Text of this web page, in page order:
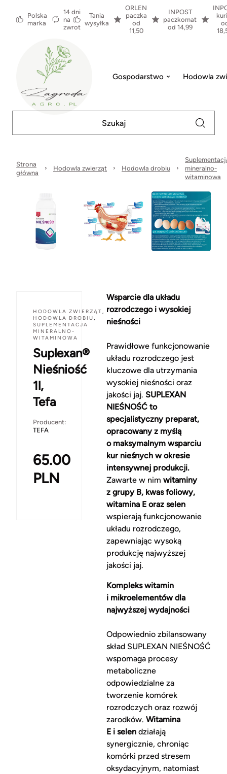
Polska
marka
14 dni
na
zwrot
Tania
wysyłka
ORLEN
paczka
od
11,50
INPOST
paczkomat
od 14,99
Gospodarstwo Hodowla
Strona
główna
Hodowla zwierząt Hodowla drobiu
mineralno-
witaminowa
HODOWLA ZWIERZĄT,
HODOWLA DROBIU,
SUPLEMENTACJA
MINERALNO-
WITAMINOWA
Suplexan®
Nieśniość
1l,
Tefa
Producent:
TEFA
65.00
PLN
Wsparcie dla układu
rozrodczego i wysokiej
nieśności
Prawidłowe funkcjonowanie
układu rozrodczego jest
kluczowe dla utrzymania
wysokiej nieśności oraz
jakości jaj. SUPLEXAN
NIEŚNOŚĆ to
specjalistyczny preparat,
opracowany z myślą
o maksymalnym wsparciu
kur nieśnych w okresie
intensywnej produkcji.
Zawarte w nim witaminy
z grupy B, kwas foliowy,
witamina E oraz selen
wspierają funkcjonowanie
układu rozrodczego,
zapewniając wysoką
produkcję najwyższej
jakości jaj.
Kompleks witamin
i mikroelementów dla
najwyższej wydajności
Odpowiednio zbilansowany
skład SUPLEXAN NIEŚNOŚĆ
wspomaga procesy
metaboliczne
odpowiedzialne za
tworzenie komórek
rozrodczych oraz rozwój
zarodków. Witamina
E i selendziałają
synergicznie, chroniąc
komórki przed stresem
oksydacyjnym, natomiast